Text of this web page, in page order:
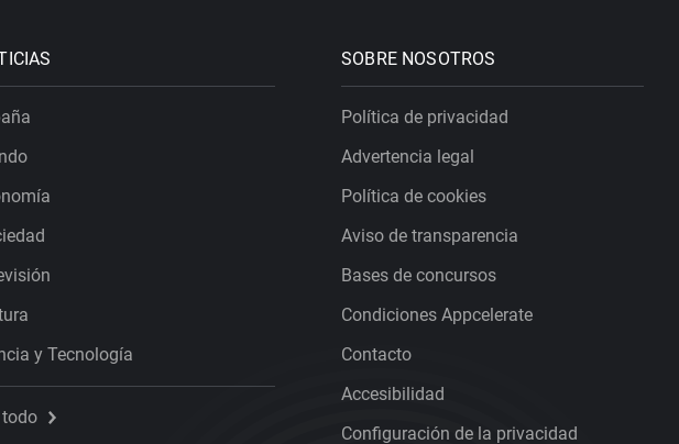
y Tecnología
todo
SOBRE NOSOTROS
Política de privacidad
Advertencia legal
Política de cookies
Aviso de transparencia
Bases de concursos
Condiciones Appcelerate
Contacto
Accesibilidad
Configuración de la privacidad